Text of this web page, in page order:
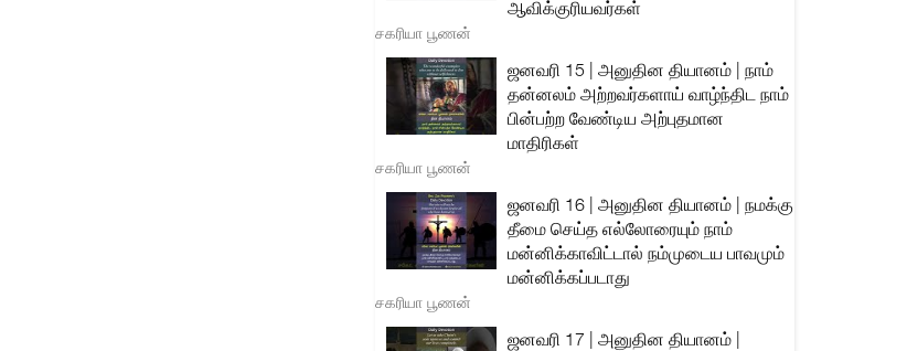
ஆவிக்குரியவர்கள்
சகரியா பூணன்
ஜனவரி 15 | அனுதின தியானம் | நாம்
தன்னலம் அற்றவர்களாய் வாழ்ந்திட நாம்
பின்பற்ற வேண்டிய அற்புதமான
மாதிரிகள்
சகரியா பூணன்
ஜனவரி 16 | அனுதின தியானம் | நமக்கு
தீமை செய்த எல்லோரையும் நாம்
மன்னிக்காவிட்டால் நம்முடைய பாவமும்
மன்னிக்கப்படாது
சகரியா பூணன்
ஜனவரி 17 | அனுதின தியானம் |